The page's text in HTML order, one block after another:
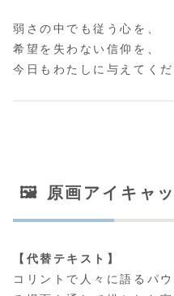
弱さの中でも従う心を、
希望を失わない信仰を、
今日もわたしに与えてくだ
🖼 原画アイキャ
【代替テキスト】
コリントで人々に語るパ